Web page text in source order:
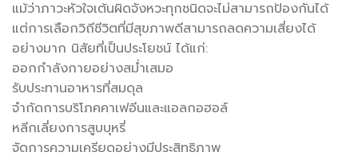
แม้ว่าภาวะหัวใจเต้นผิดจังหวะทุกชนิดจะไม่สามารถป้องกันได้
แต่การเลือกวิถีชีวิตที่มีสุขภาพดีสามารถลดความเสี่ยงได้
อย่างมาก นิสัยที่เป็นประโยชน์ ได้แก่:
ออกกำลังกายอย่างสม่ำเสมอ
รับประทานอาหารที่สมดุล
จำกัดการบริโภคคาเฟอีนและแอลกอฮอล์
หลีกเลี่ยงการสูบบุหรี่
จัดการความเครียดอย่างมีประสิทธิภาพ